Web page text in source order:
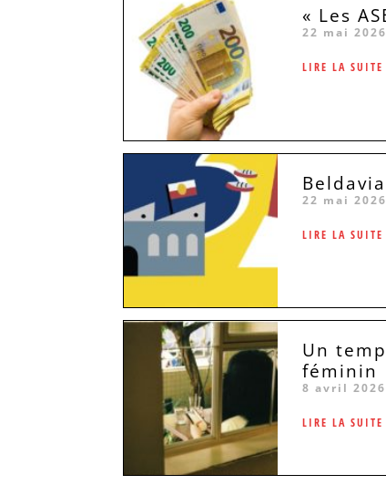
« Les
22 mai 2026
LIRE LA
22 mai 2026
LIRE LA
Un
féminin
8 avril 2026
LIRE LA